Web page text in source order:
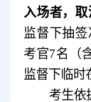
入场者，
监督下抽签
考官7名（
监督下临时
考生依